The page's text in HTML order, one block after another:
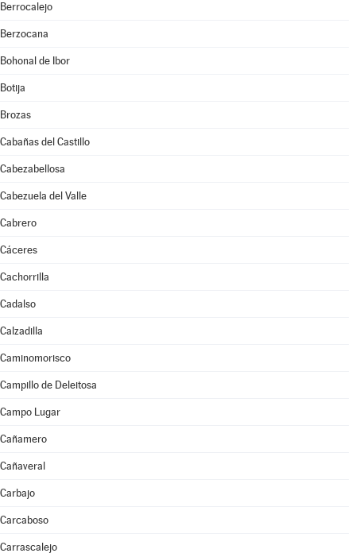
Berrocalejo
Berzocana
Bohonal de Ibor
Botija
Brozas
Cabañas del Castillo
Cabezabellosa
Cabezuela del Valle
Cabrero
Cáceres
Cachorrilla
Cadalso
Calzadilla
Caminomorisco
Campillo de Deleitosa
Campo Lugar
Cañamero
Cañaveral
Carbajo
Carcaboso
Carrascalejo